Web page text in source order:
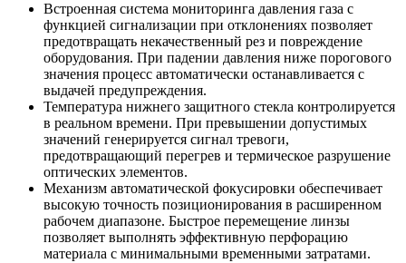
Встроенная система мониторинга давления газа с
функцией сигнализации при отклонениях позволяет
предотвращать некачественный рез и повреждение
оборудования. При падении давления ниже порогового
значения процесс автоматически останавливается с
выдачей предупреждения.
Температура нижнего защитного стекла контролируется
в реальном времени. При превышении допустимых
значений генерируется сигнал тревоги,
предотвращающий перегрев и термическое разрушение
оптических элементов.
Механизм автоматической фокусировки обеспечивает
высокую точность позиционирования в расширенном
рабочем диапазоне. Быстрое перемещение линзы
позволяет выполнять эффективную перфорацию
материала с минимальными временными затратами.